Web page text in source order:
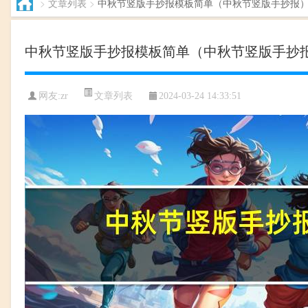
中秋节竖版手抄报模板简单（中秋节竖版手抄
网友:zr 文章列表 2024-03-24 14:33:51